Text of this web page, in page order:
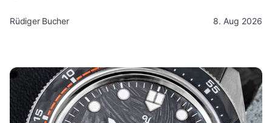
Rüdiger Bucher 8. Aug 2026